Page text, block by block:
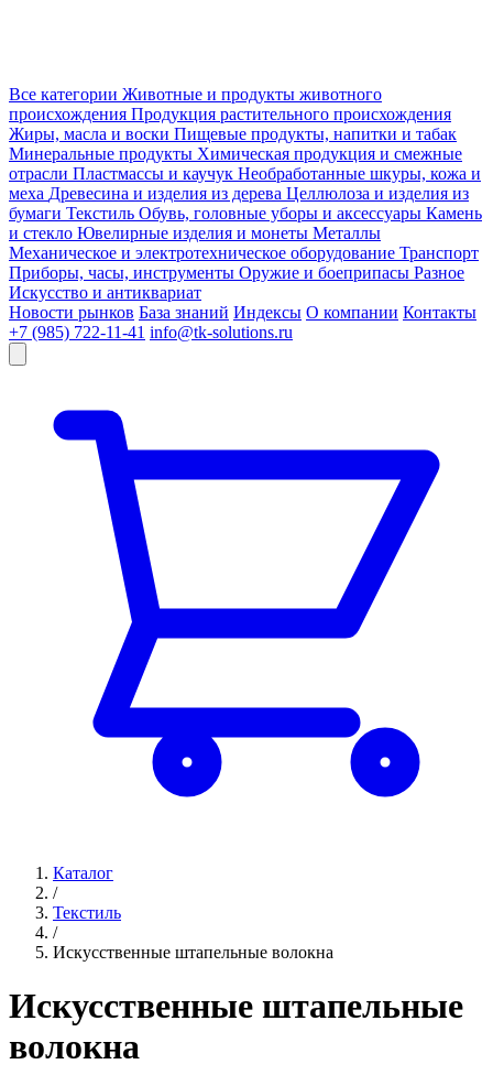
Все категории Животные и продукты животного
происхождения Продукция растительного происхождения
Жиры, масла и воски Пищевые продукты, напитки и табак
Минеральные продукты Химическая продукция и смежные
отрасли Пластмассы и каучук Необработанные шкуры, кожа и
меха Древесина и изделия из дерева Целлюлоза и изделия из
бумаги Текстиль Обувь, головные уборы и аксессуары Камень
и стекло Ювелирные изделия и монеты Металлы
Механическое и электротехническое оборудование Транспорт
Приборы, часы, инструменты Оружие и боеприпасы Разное
Искусство и антиквариат
Новости рынков База знаний Индексы О компании Контакты
+7 (985) 722-11-41 info@tk-solutions.ru
Каталог
/
Текстиль
/
Искусственные штапельные волокна
Искусственные штапельные
волокна